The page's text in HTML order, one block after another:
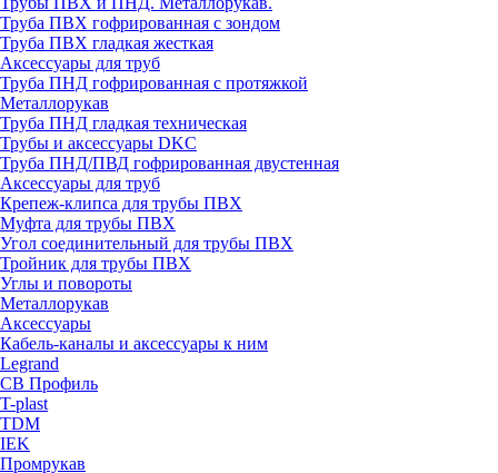
Труба ПВХ гофрированная с зондом
Труба ПВХ гладкая жесткая
Аксессуары для труб
Труба ПНД гофрированная с протяжкой
Металлорукав
Труба ПНД гладкая техническая
Трубы и аксессуары DKC
Труба ПНД/ПВД гофрированная двустенная
Аксессуары для труб
Крепеж-клипса для трубы ПВХ
Муфта для трубы ПВХ
Угол соединительный для трубы ПВХ
Тройник для трубы ПВХ
Углы и повороты
Металлорукав
Аксессуары
Кабель-каналы и аксессуары к ним
Legrand
СВ Профиль
T-plast
TDM
IEK
Промрукав